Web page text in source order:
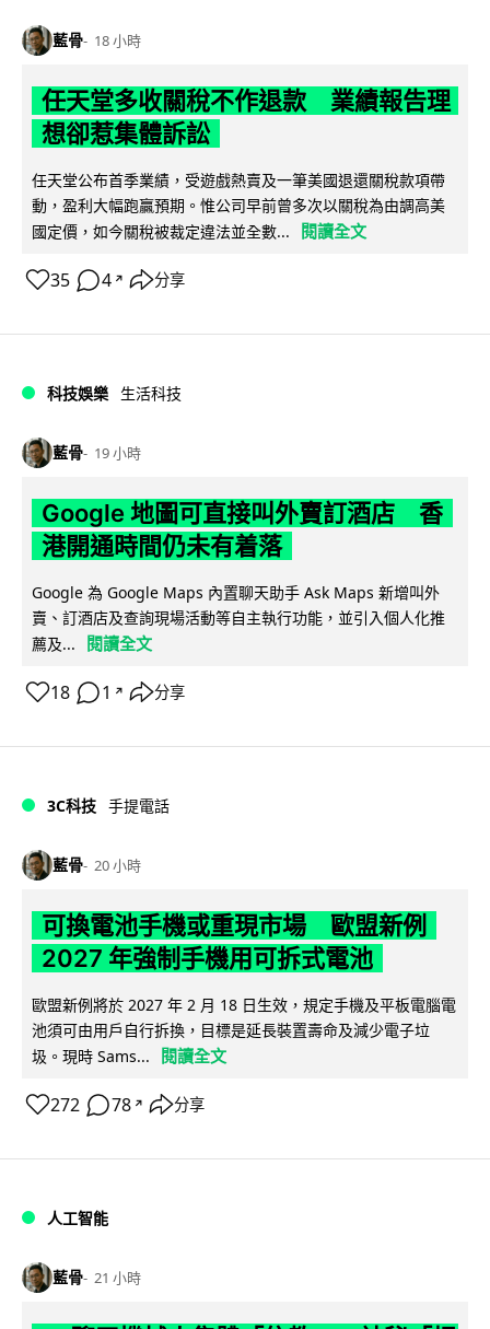
藍骨 18 小時
任天堂多收關稅不作退款 業績報告理
想卻惹集體訴訟
任天堂公布首季業績，受遊戲熱賣及一筆美國退還關稅款項帶
動，盈利大幅跑贏預期。惟公司早前曾多次以關稅為由調高美
國定價，如今關稅被裁定違法並全數...
閱讀全文
35 4 ↗ 分享
科技娛樂 生活科技
藍骨 19 小時
Google 地圖可直接叫外賣訂酒店 香
港開通時間仍未有着落
Google 為 Google Maps 內置聊天助手 Ask Maps 新增叫外
賣、訂酒店及查詢現場活動等自主執行功能，並引入個人化推
薦及...
閱讀全文
18 1 ↗ 分享
3C科技 手提電話
藍骨 20 小時
可換電池手機或重現市場 歐盟新例
2027 年強制手機用可拆式電池
歐盟新例將於 2027 年 2 月 18 日生效，規定手機及平板電腦電
池須可由用戶自行拆換，目標是延長裝置壽命及減少電子垃
圾。現時 Sams...
閱讀全文
272 78 ↗ 分享
人工智能
藍骨 21 小時